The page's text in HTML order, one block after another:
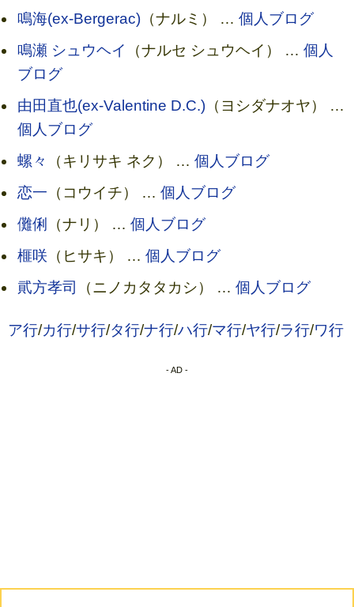
鳴海(ex-Bergerac)（ナルミ） … 個人ブログ
鳴瀬 シュウヘイ
（ナルセ シュウヘイ） … 個人
ブログ
由田直也(ex-Valentine D.C.)（ヨシダナオヤ） …
個人ブログ
螺々
（キリサキ ネク） … 個人ブログ
恋一 （コウイチ） … 個人ブログ
儺俐
（ナリ） … 個人ブログ
榧咲 （ヒサキ） … 個人ブログ
貮方孝司
（ニノカタタカシ） … 個人ブログ
ア行/カ行/サ行/タ行/ナ行/ハ行/マ行/ヤ行/ラ行/ワ行
- AD -